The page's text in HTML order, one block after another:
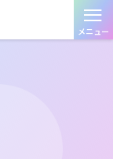
≡
メニュー